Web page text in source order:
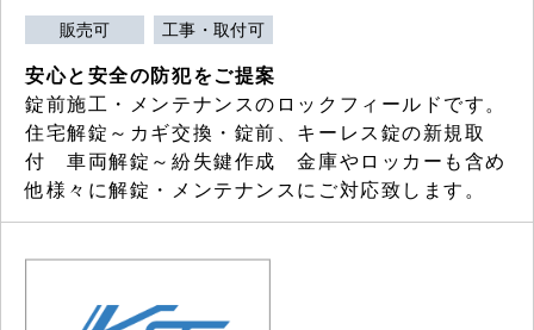
販売可 工事・取付可
安心と安全の防犯をご提案
錠前施工・メンテナンスのロックフィールドです。
住宅解錠～カギ交換・錠前、キーレス錠の新規取
付 車両解錠～紛失鍵作成 金庫やロッカーも含め
他様々に解錠・メンテナンスにご対応致します。